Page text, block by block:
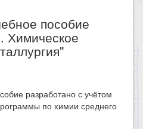
пособие
Химическое
разработано с учётом
по химии среднего